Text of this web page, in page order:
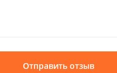
Отправить отзыв